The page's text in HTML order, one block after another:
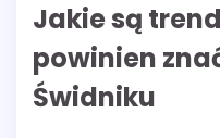
Jakie są
powinien
Świdniku